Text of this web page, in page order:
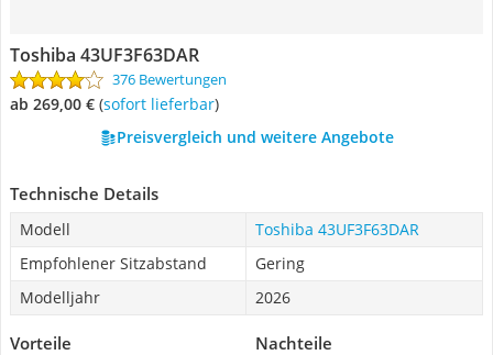
Toshiba 43UF3F63DAR
376 Bewertungen
ab 269,00 € ( Sofort lieferbar)
Preisvergleich und weitere Angebote
Technische Details
Modell
Toshiba 43UF3F63DAR
Empfohlener Sitzabstand
Gering
Modelljahr
2026
Vorteile Nachteile